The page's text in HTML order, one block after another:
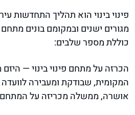
פינוי בינוי הוא תהליך התחדשות
מגורים ישנים ובמקומם בונים מתחם
כוללת מספר שלבים:
הכרזה על מתחם פינוי בינוי —
המקומית, שבודקת ומעבירה
אושרה, ממשלה מכריזה על